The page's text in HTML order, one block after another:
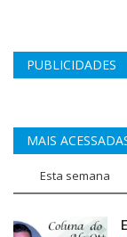
PUBLICIDADES
MAIS
Esta semana